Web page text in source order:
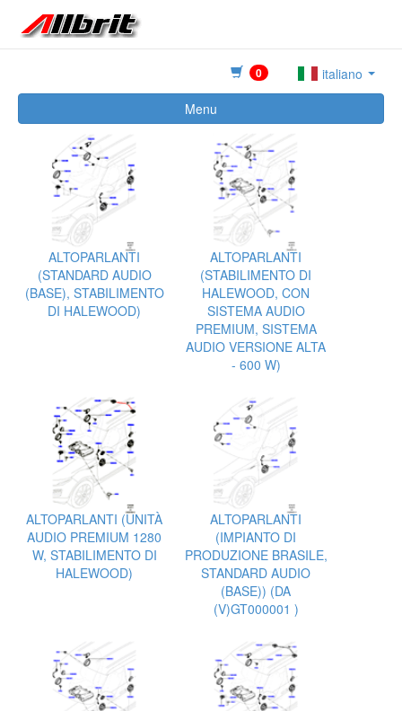
0
italiano
Menu
ALTOPARLANTI
(STANDARD AUDIO
(BASE), STABILIMENTO
DI HALEWOOD)
ALTOPARLANTI
(STABILIMENTO DI
HALEWOOD, CON
SISTEMA AUDIO
PREMIUM, SISTEMA
AUDIO VERSIONE ALTA
- 600 W)
ALTOPARLANTI (UNITÀ
AUDIO PREMIUM 1280
W, STABILIMENTO DI
HALEWOOD)
ALTOPARLANTI
(IMPIANTO DI
PRODUZIONE BRASILE,
STANDARD AUDIO
(BASE)) (DA
(V)GT000001 )